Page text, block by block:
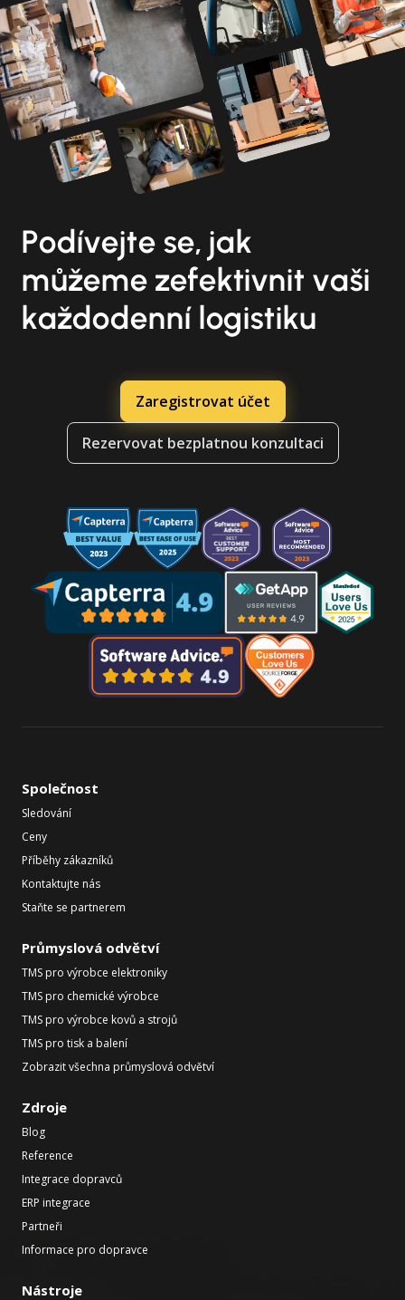
Podívejte se, jak
můžeme zefektivnit vaši
každodenní logistiku
Zaregistrovat účet
Rezervovat bezplatnou konzultaci
Společnost
Sledování
Ceny
Příběhy zákazníků
Kontaktujte nás
Staňte se partnerem
Průmyslová odvětví
TMS pro výrobce elektroniky
TMS pro chemické výrobce
TMS pro výrobce kovů a strojů
TMS pro tisk a balení
Zobrazit všechna průmyslová odvětví
Zdroje
Blog
Reference
Integrace dopravců
ERP integrace
Partneři
Informace pro dopravce
Nástroje